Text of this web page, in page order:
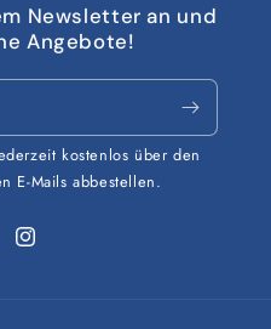
Newsletter an und
Angebote!
kostenlos über den
E-Mails abbestellen.
Instagram